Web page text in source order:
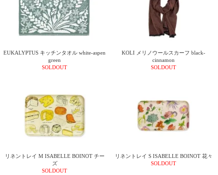
EUKALYPTUS キッチンタオル white-aspen
green
SOLDOUT
KOLI メリノウールスカーフ black-
cinnamon
SOLDOUT
リネントレイ M ISABELLE BOINOT チー
ズ
SOLDOUT
リネントレイ S ISABELLE BOINOT 花々
SOLDOUT